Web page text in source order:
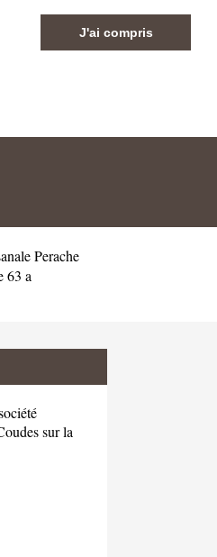
J'ai compris
Perache
63 a
sur la